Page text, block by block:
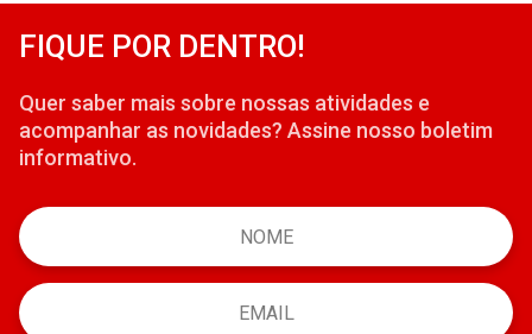
FIQUE POR DENTRO!
Quer saber mais sobre nossas atividades e
acompanhar as novidades? Assine nosso boletim
informativo.